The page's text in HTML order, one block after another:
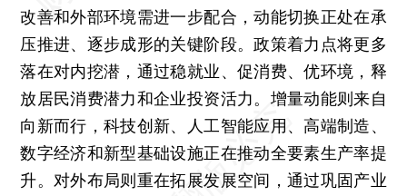
改善和外部环境需进一步配合，动能切换正处在承
压推进、逐步成形的关键阶段。政策着力点将更多
落在对内挖潜，通过稳就业、促消费、优环境，释
放居民消费潜力和企业投资活力。增量动能则来自
向新而行，科技创新、人工智能应用、高端制造、
数字经济和新型基础设施正在推动全要素生产率提
升。对外布局则重在拓展发展空间，通过巩固产业